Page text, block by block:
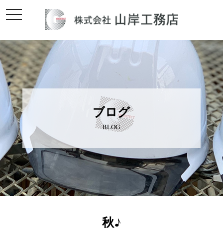
toggle
navigation
ブログ
BLOG
秋♪